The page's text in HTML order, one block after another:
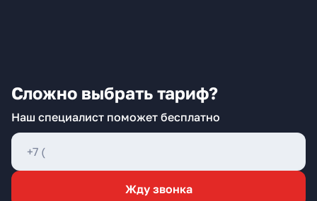
Сложно выбрать тариф?
Наш специалист поможет бесплатно
Жду звонка